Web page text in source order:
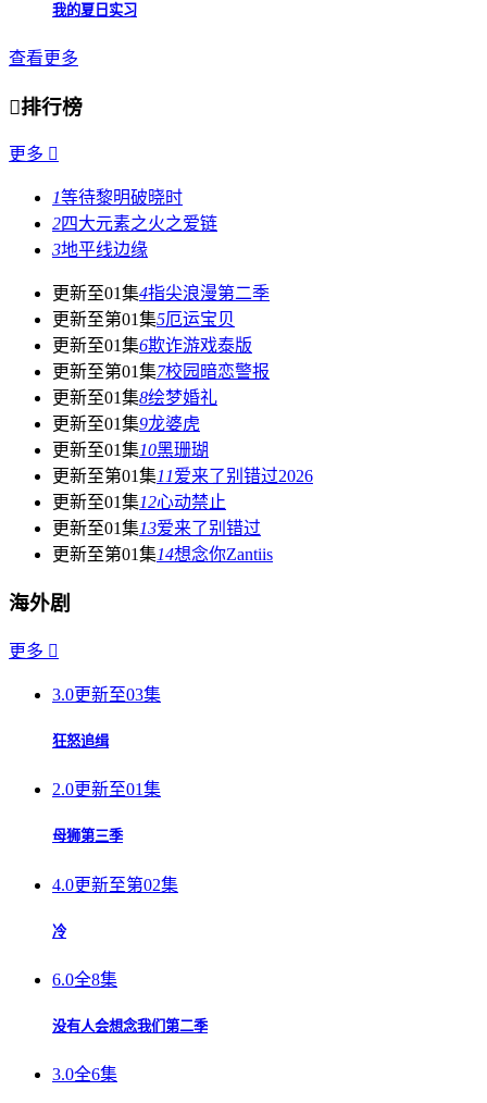
我的夏日实习
查看更多
排行榜
更多 
1等待黎明破晓时
2四大元素之火之爱链
3地平线边缘
更新至01集4指尖浪漫第二季
更新至第01集5厄运宝贝
更新至01集6欺诈游戏泰版
更新至第01集7校园暗恋警报
更新至01集8绘梦婚礼
更新至01集9龙婆虎
更新至01集10黑珊瑚
更新至第01集11爱来了别错过2026
更新至01集12心动禁止
更新至01集13爱来了别错过
更新至第01集14想念你Zantiis
海外剧
更多 
3.0更新至03集
狂怒追缉
2.0更新至01集
母狮第三季
4.0更新至第02集
冷
6.0全8集
没有人会想念我们第二季
3.0全6集